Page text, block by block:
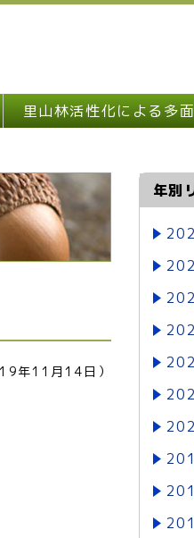
里山林活性化による多
年11月14日）
年別